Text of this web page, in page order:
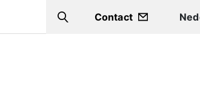
Search
Contact